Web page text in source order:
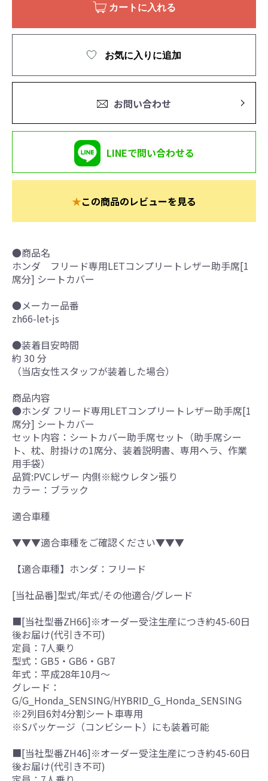
カートに入れる
お気に入りに追加
お問い合わせ
LINEで問い合わせる
★この商品のレビューを見る
●商品名
ホンダ フリード専用LETコンプリートレザー助手席[1
席分] シートカバー
●メーカー品番
zh66-let-js
●装着目安時間
約 30 分
（当店女性スタッフが装着した場合）
商品内容
●ホンダ フリード専用LETコンプリートレザー助手席[1
席分] シートカバー
セット内容：シートカバー助手席セット（助手席シー
ト、枕、肘掛けの1席分、装着説明書、専用ヘラ、作業
用手袋）
品質:PVCレザー 内側※総ウレタン張り
カラー：ブラック
適合車種
▼▼▼適合車種をご確認ください▼▼▼
【適合車種】ホンダ：フリード
[当社品番]型式/年式/その他適合/グレード
■[当社型番ZH66]※オーダー受注生産につき約45-60日
後お届け(代引き不可)
定員：7人乗り
型式：GB5・GB6・GB7
年式：平成28年10月～
グレード：
G/G_Honda_SENSING/HYBRID_G_Honda_SENSING
※2列目6対4分割シート車専用
※Sパッケージ（コンビシート）にも装着可能
■[当社型番ZH46]※オーダー受注生産につき約45-60日
後お届け(代引き不可)